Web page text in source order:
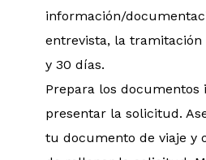
información/
entrevista, la
y 30 días.
Prepara los documentos
presentar la solicitud.
tu documento de viaje y